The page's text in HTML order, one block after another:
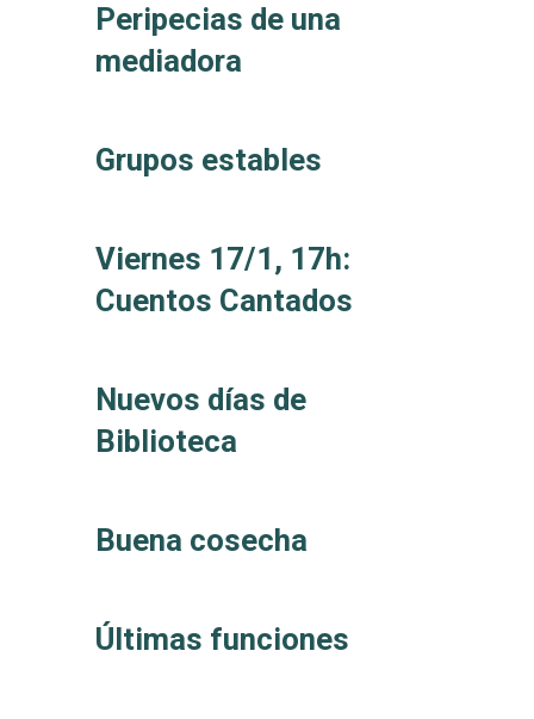
Peripecias de una
mediadora
Grupos estables
Viernes 17/1, 17h:
Cuentos Cantados
Nuevos días de
Biblioteca
Buena cosecha
Últimas funciones